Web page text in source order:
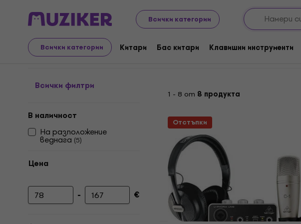
Всички категории
Всички категории Китари Бас китари Клавишни инструменти
Аудио Видео Техника YouTube & Podcast & Stream Youtube & Podcast sets
Youtube & Podcast sets
Всички филтри
В наличност
На разположение
веднага (5)
Цена
Минимална цена
- Максимална цена
€
1 - 8 от 8 продукта
Отстъпки